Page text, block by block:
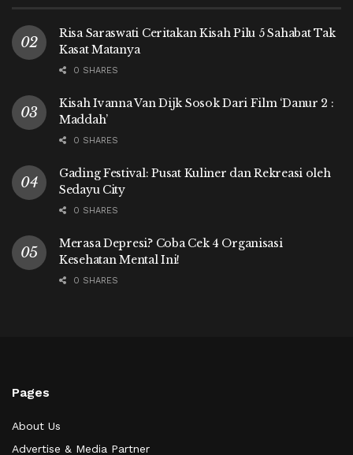
Risa Saraswati Ceritakan Kisah Pilu 5 Sahabat Tak
Kasat Matanya
0 SHARES
Kisah Ivanna Van Dijk Sosok Dari Film ‘Danur 2 :
Maddah’
0 SHARES
Gading Festival: Pusat Kuliner dan Rekreasi oleh
Sedayu City
0 SHARES
Merasa Depresi? Coba Cek 4 Organisasi
Kesehatan Mental Ini!
0 SHARES
Pages
About Us
Advertise & Media Partner